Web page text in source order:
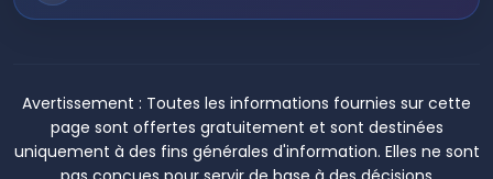
Avertissement : Toutes les informations fournies sur cette
page sont offertes gratuitement et sont destinées
uniquement à des fins générales d'information. Elles ne sont